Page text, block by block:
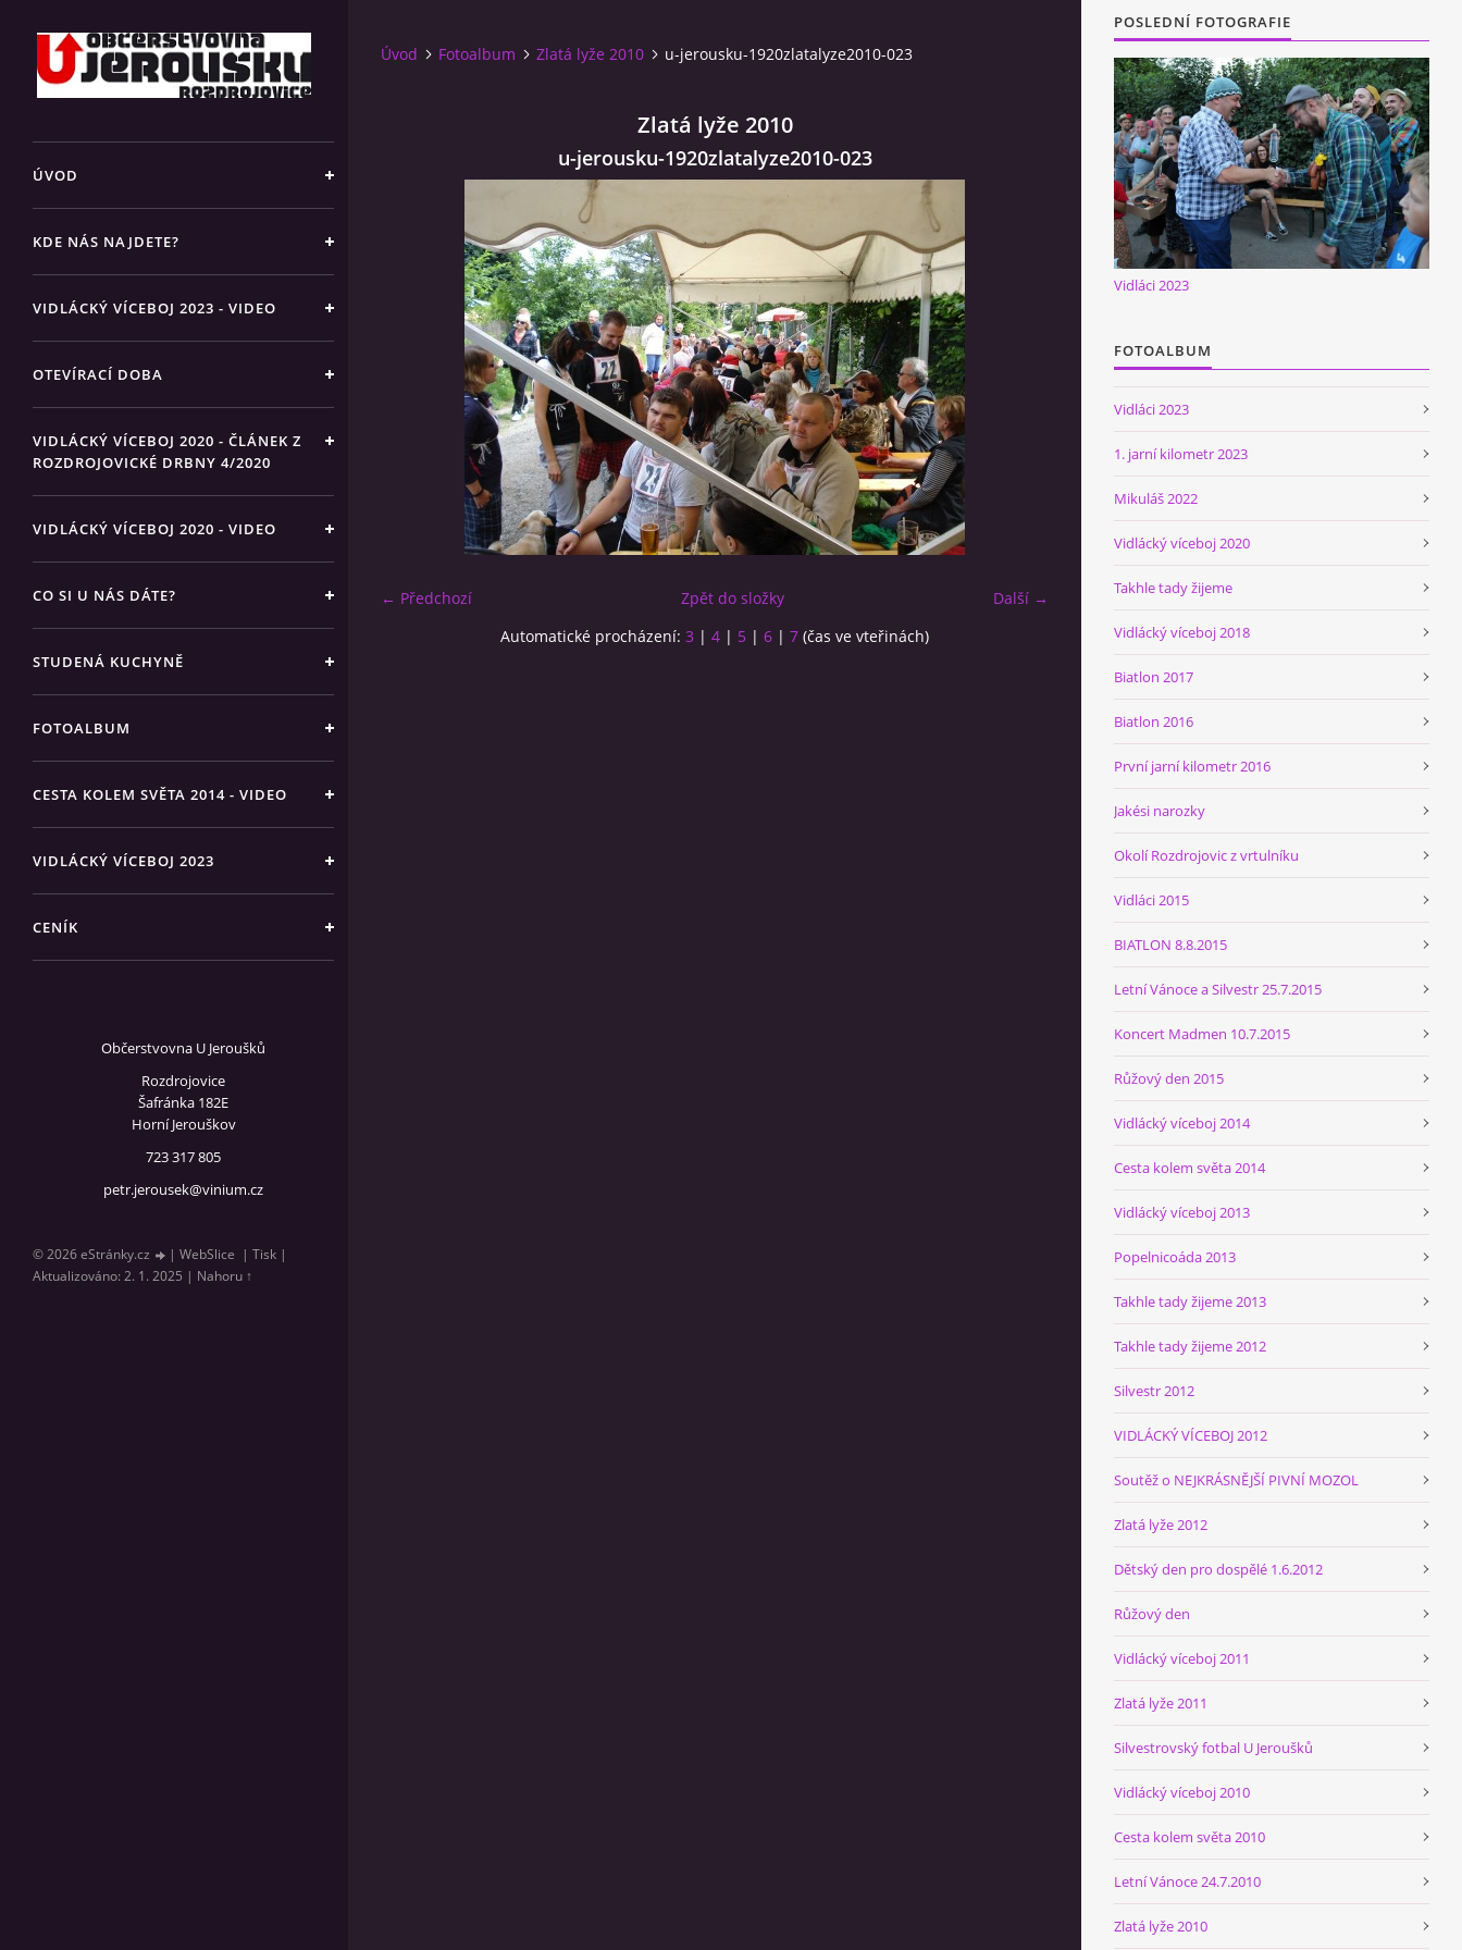
ÚVOD
KDE NÁS NAJDETE?
VIDLÁCKÝ VÍCEBOJ 2023 - VIDEO
OTEVÍRACÍ DOBA
VIDLÁCKÝ VÍCEBOJ 2020 - ČLÁNEK Z
ROZDROJOVICKÉ DRBNY 4/2020
VIDLÁCKÝ VÍCEBOJ 2020 - VIDEO
CO SI U NÁS DÁTE?
STUDENÁ KUCHYNĚ
FOTOALBUM
CESTA KOLEM SVĚTA 2014 - VIDEO
VIDLÁCKÝ VÍCEBOJ 2023
CENÍK
Občerstvovna U Jeroušků
Rozdrojovice
Šafránka 182E
Horní Jerouškov
723 317 805
petr.jerousek@vinium.cz
© 2026 eStránky.cz | WebSlice | Tisk |
Aktualizováno: 2. 1. 2025 | Nahoru ↑
Úvod Fotoalbum Zlatá lyže 2010 u-jerousku-1920zlatalyze2010-023
Zlatá lyže 2010
u-jerousku-1920zlatalyze2010-023
← Předchozí Další →
Zpět do složky
Automatické procházení: 3 | 4 | 5 | 6 | 7 (čas ve vteřinách)
POSLEDNÍ FOTOGRAFIE
Vidláci 2023
FOTOALBUM
Vidláci 2023
1. jarní kilometr 2023
Mikuláš 2022
Vidlácký víceboj 2020
Takhle tady žijeme
Vidlácký víceboj 2018
Biatlon 2017
Biatlon 2016
První jarní kilometr 2016
Jakési narozky
Okolí Rozdrojovic z vrtulníku
Vidláci 2015
BIATLON 8.8.2015
Letní Vánoce a Silvestr 25.7.2015
Koncert Madmen 10.7.2015
Růžový den 2015
Vidlácký víceboj 2014
Cesta kolem světa 2014
Vidlácký víceboj 2013
Popelnicoáda 2013
Takhle tady žijeme 2013
Takhle tady žijeme 2012
Silvestr 2012
VIDLÁCKÝ VÍCEBOJ 2012
Soutěž o NEJKRÁSNĚJŠÍ PIVNÍ MOZOL
Zlatá lyže 2012
Dětský den pro dospělé 1.6.2012
Růžový den
Vidlácký víceboj 2011
Zlatá lyže 2011
Silvestrovský fotbal U Jeroušků
Vidlácký víceboj 2010
Cesta kolem světa 2010
Letní Vánoce 24.7.2010
Zlatá lyže 2010